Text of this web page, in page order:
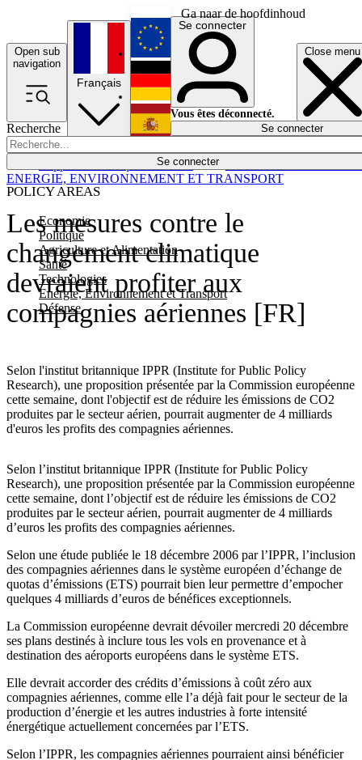
Ga naar de hoofdinhoud
Open sub
navigation
Close menu
Recherche
Se connecter
POLICY AREAS
Economie
Politique
Agriculture et Alimentation
Santé
Technologies
Energie, Environnement et Transport
Défense
Économie
Français
English
Deutsch
Español
Se connecter
Vous êtes déconnecté.
Se connecter
Les mesures contre le
changement climatique
devraient profiter aux
compagnies aériennes [FR]
Selon l'institut britannique IPPR (Institute for Public Policy
Research), une proposition présentée par la Commission européenne
cette semaine, dont l'objectif est de réduire les émissions de CO2
produites par le secteur aérien, pourrait augmenter de 4 milliards
d'euros les profits des compagnies aériennes.
ENERGIE, ENVIRONNEMENT ET TRANSPORT
Selon l’institut britannique IPPR (Institute for Public Policy
Research), une proposition présentée par la Commission européenne
cette semaine, dont l’objectif est de réduire les émissions de CO2
produites par le secteur aérien, pourrait augmenter de 4 milliards
d’euros les profits des compagnies aériennes.
Selon une étude publiée le 18 décembre 2006 par l’IPPR, l’inclusion
des compagnies aériennes dans le système européen d’échange de
quotas d’émissions (ETS) pourrait bien leur permettre d’empocher
quelques 4 milliards d’euros de bénéfices exceptionnels.
La Commission européenne devrait dévoiler mercredi 20 décembre
ses plans destinés à inclure tous les vols en provenance et à
destination des aéroports européens dans le système ETS.
Elle devrait accorder des crédits d’émissions à coût zéro aux
compagnies aériennes, comme elle l’a déjà fait pour le secteur de la
production d’énergie et les autres industries à forte intensité
énergétique actuellement concernées par l’ETS.
Selon l’IPPR, les compagnies aériennes pourraient ainsi bénéficier